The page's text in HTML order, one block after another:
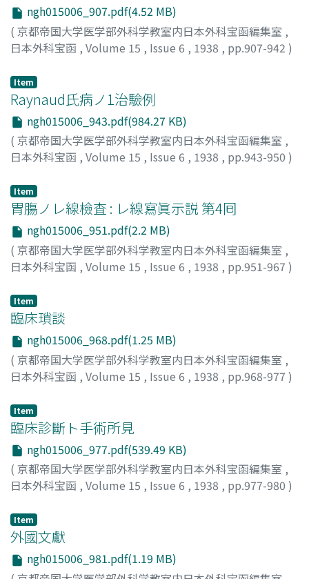
ngh015006_907.pdf(4.52 MB)
( 京都帝国大学医学部外科学教室内日本外科宝函編集室 ,
日本外科宝函 , Volume 15 , Issue 6 , 1938 , pp.907-942 )
Item
Raynaud氏病ノ1治驗例
ngh015006_943.pdf(984.27 KB)
( 京都帝国大学医学部外科学教室内日本外科宝函編集室 ,
日本外科宝函 , Volume 15 , Issue 6 , 1938 , pp.943-950 )
Item
胃膓ノレ線檢査 : レ線寫眞示説 第4囘
ngh015006_951.pdf(2.2 MB)
( 京都帝国大学医学部外科学教室内日本外科宝函編集室 ,
日本外科宝函 , Volume 15 , Issue 6 , 1938 , pp.951-967 )
Item
臨床瑣談
ngh015006_968.pdf(1.25 MB)
( 京都帝国大学医学部外科学教室内日本外科宝函編集室 ,
日本外科宝函 , Volume 15 , Issue 6 , 1938 , pp.968-977 )
Item
臨床診斷ト手術所見
ngh015006_977.pdf(539.49 KB)
( 京都帝国大学医学部外科学教室内日本外科宝函編集室 ,
日本外科宝函 , Volume 15 , Issue 6 , 1938 , pp.977-980 )
Item
外國文獻
ngh015006_981.pdf(1.19 MB)